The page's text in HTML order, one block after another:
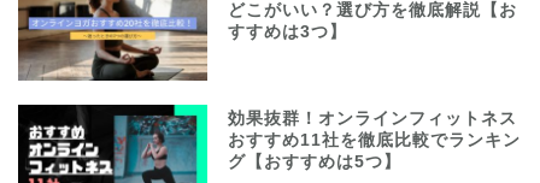
どこがいい？選び方を徹底解説【お
すすめは3つ】
効果抜群！オンラインフィットネス
おすすめ11社を徹底比較でランキン
グ【おすすめは5つ】